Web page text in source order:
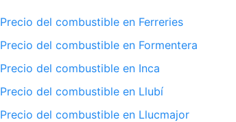
Precio del combustible en Ferreries
Precio del combustible en Formentera
Precio del combustible en Inca
Precio del combustible en Llubí
Precio del combustible en Llucmajor